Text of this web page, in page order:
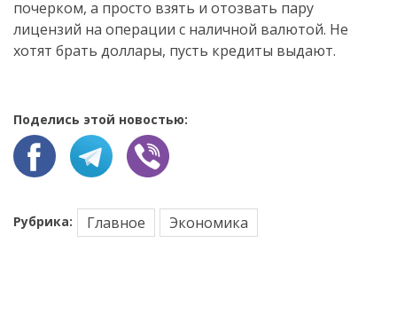
почерком, а просто взять и отозвать пару
лицензий на операции с наличной валютой. Не
хотят брать доллары, пусть кредиты выдают.​
Поделись этой новостью:
Рубрика: Главное Экономика